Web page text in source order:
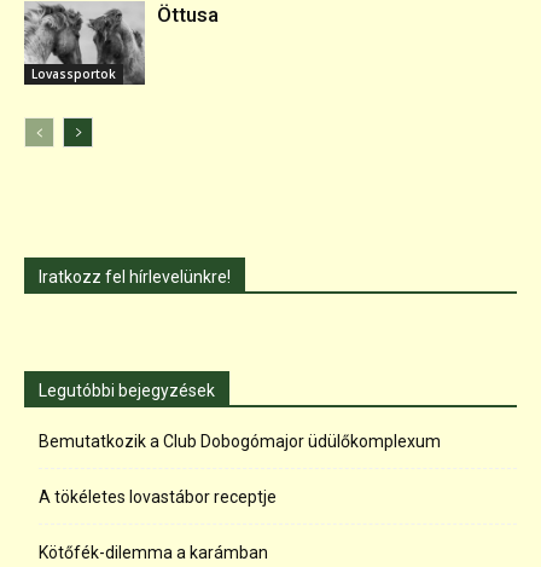
Lovassportok
Öttusa
Iratkozz fel hírlevelünkre!
Legutóbbi bejegyzések
Bemutatkozik a Club Dobogómajor üdülőkomplexum
A tökéletes lovastábor receptje
Kötőfék-dilemma a karámban